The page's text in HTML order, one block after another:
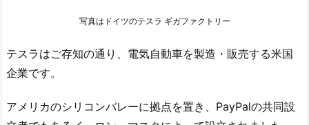
写真はドイツのテスラ ギガファクトリー
テスラはご存知の通り、電気自動車を製造・販売する米国
企業です。
アメリカのシリコンバレーに拠点を置き、PayPalの共同設